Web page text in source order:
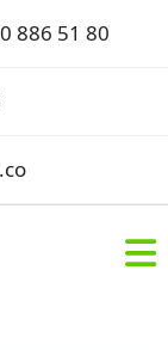
886 51 80